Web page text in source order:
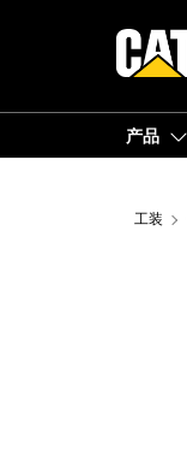
产品
工装